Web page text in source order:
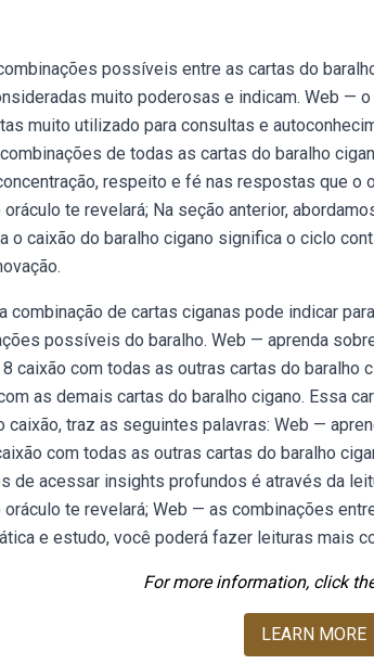
possíveis entre as cartas do
muito poderosas e indicam. Web —
muito utilizado para consultas e
de todas as cartas do baralho
respeito e fé nas respostas que o
te revelará; Na seção anterior,
o caixão do baralho cigano significa o ciclo
combinação de cartas ciganas pode indicar
possíveis do baralho. Web — aprenda
caixão com todas as outras cartas do baralho
as demais cartas do baralho cigano. Essa
caixão, traz as seguintes palavras: Web —
com todas as outras cartas do baralho
de acessar insights profundos é através da
te revelará; Web — as combinações
e estudo, você poderá fazer leituras mais
For more information, click
LEARN MORE